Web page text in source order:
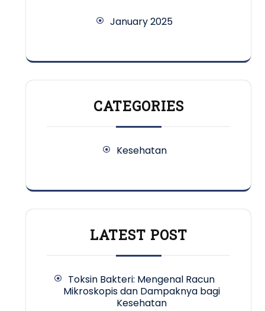
January 2025
CATEGORIES
Kesehatan
LATEST POST
Toksin Bakteri: Mengenal Racun
Mikroskopis dan Dampaknya bagi
Kesehatan